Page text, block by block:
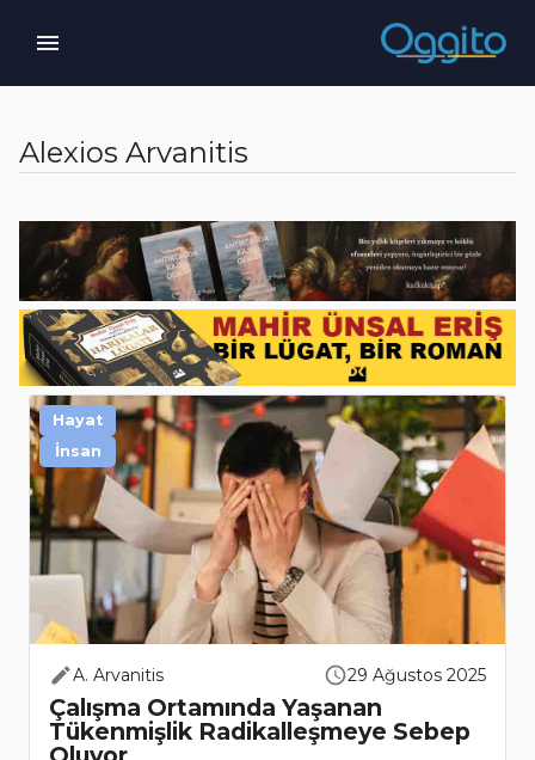
Alexios Arvanitis
A. Arvanitis 29 Ağustos 2025
Çalışma Ortamında Yaşanan
Tükenmişlik Radikalleşmeye Sebep
Hayat
İnsan